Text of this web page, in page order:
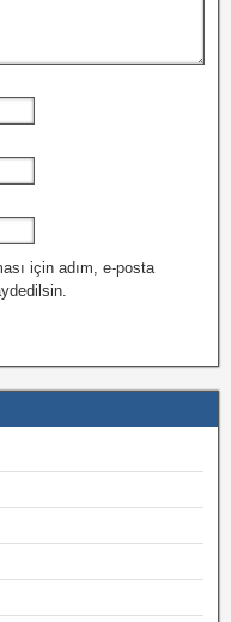
için adım, e-posta